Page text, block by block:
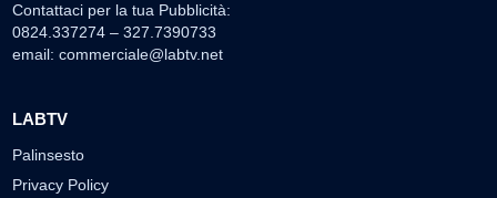
Contattaci per la tua Pubblicità:
0824.337274 – 327.7390733
email: commerciale@labtv.net
LABTV
Palinsesto
Privacy Policy